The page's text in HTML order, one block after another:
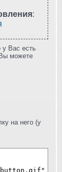
:
у Вас есть
можете
на него (у